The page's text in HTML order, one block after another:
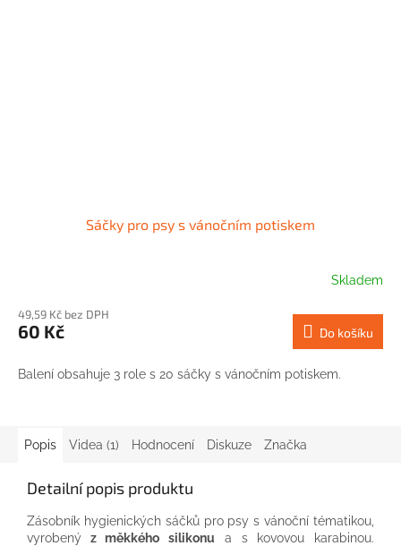
Sáčky pro psy s vánočním potiskem
Skladem
49,59 Kč bez DPH
60 Kč Do košíku
Balení obsahuje 3 role s 20 sáčky s vánočním potiskem.
Popis Videa (1) Hodnocení Diskuze Značka
Detailní popis produktu
Zásobník hygienických sáčků pro psy s vánoční tématikou,
vyrobený z měkkého silikonu a s kovovou karabinou.